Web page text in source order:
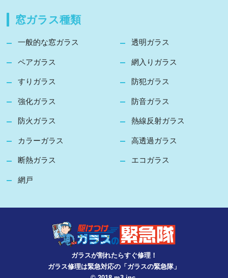
窓ガラス種類
一般的な窓ガラス 透明ガラス
ペアガラス 網入りガラス
すりガラス 防犯ガラス
強化ガラス 防音ガラス
防火ガラス 熱線反射ガラス
カラーガラス 高透過ガラス
断熱ガラス エコガラス
網戸
ガラスが割れたらすぐ修理！
ガラス修理は緊急対応の「ガラスの緊急隊」